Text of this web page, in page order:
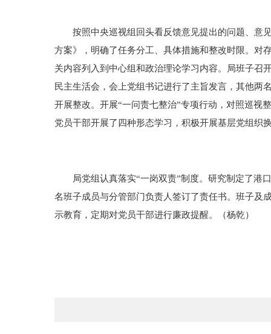
按照中央巡视组回头看反馈意见提出的问题、意见
方案》，明确了任务分工、具体措施和整改时限。对
关内容列入到中心组和政治理论学习内容。局班子召
民主生活会，会上党组书记进行了主旨发言，其他两
开展整改。开展“一问责七整治”专项行动，对照巡视
党员干部开展了四种形态学习，积极开展基层党组织
局党组认真落实“一岗双责”制度。研究制定了港口
名班子成员与分管部门负责人签订了责任书。班子及
示教育，定期对党员干部进行廉政提醒。（杨乾）